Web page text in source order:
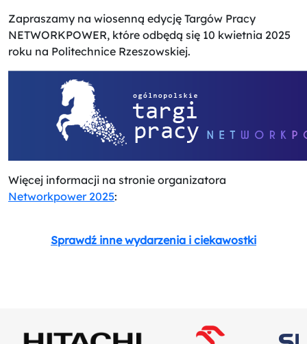
Zapraszamy na wiosenną edycję Targów Pracy
NETWORKPOWER, które odbędą się 10 kwietnia 2025
roku na Politechnice Rzeszowskiej.
Więcej informacji na stronie organizatora
Networkpower 2025:
Sprawdź inne wydarzenia i ciekawostki